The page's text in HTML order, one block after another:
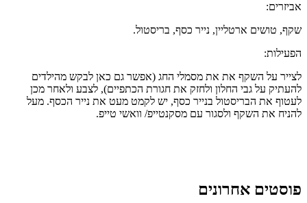
אביזרים:
שקף, טושים ארטליין, נייר כסף, בריסטול.
הפעילות:
לצייר על השקף את את מסמלי החג (אפשר גם כאן לבקש מהילדים
להעתיק על גבי החלון ולחזק את חגורת הכתפיים), לצבע ולאחר מכן
לעטוף את הבריסטול בנייר כסף, יש לקמט מעט את נייר הכסף. מעל
להניח את השקף ולסגור עם מסקנטייפ/ וואשי טייפ.
פוסטים אחרונים